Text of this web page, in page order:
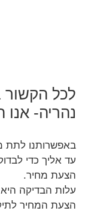
לכל הקשור
נהריה-
באפשרותנו לתת
עד אליך כדי
הצעת מחיר.
הצעת המחיר